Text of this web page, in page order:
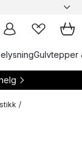
Gulvtepper
/